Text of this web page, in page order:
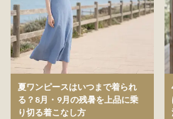
夏ワンピースはいつまで着られ
る？8月・9月の残暑を上品に乗
り切る着こなし方